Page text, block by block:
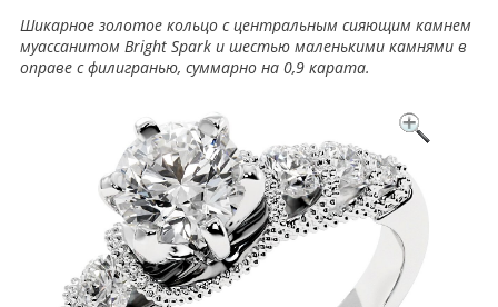
Шикарное золотое кольцо с центральным сияющим камнем
муассанитом Bright Spark и шестью маленькими камнями в
оправе с филигранью, суммарно на 0,9 карата.